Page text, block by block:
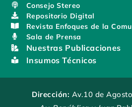
Consejo Stereo
Repositorio Digital
Revista Enfoques de la
Sala de Prensa
Nuestras Publicaciones
Insumos Técnicos
Dirección: Av.10 de